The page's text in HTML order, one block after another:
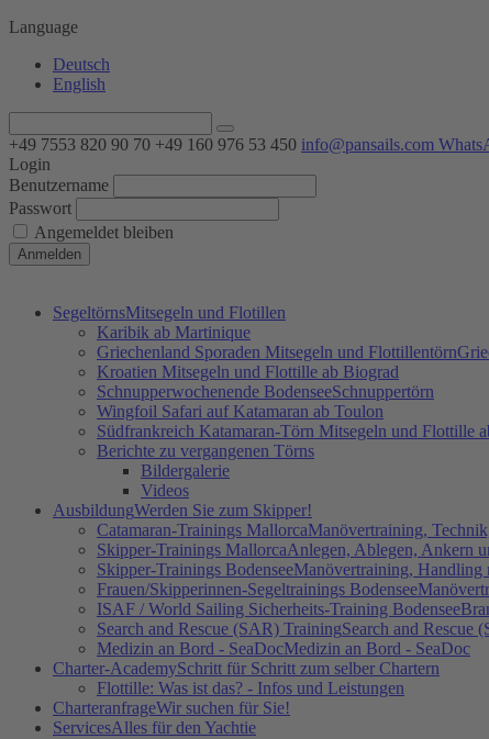
Language
Deutsch
English
+49 7553 820 90 70 +49 160 976 53 450 info@pansails.com
Login
Benutzername
Passwort
Angemeldet bleiben
SegeltörnsMitsegeln und Flotillen
Karibik ab Martinique
Griechenland Sporaden Mitsegeln und Flottillentörn
Kroatien Mitsegeln und Flottille ab Biograd
Schnupperwochenende BodenseeSchnuppertörn
Wingfoil Safari auf Katamaran ab Toulon
Südfrankreich Katamaran-Törn Mitsegeln und Flottille
Berichte zu vergangenen Törns
Bildergalerie
Videos
AusbildungWerden Sie zum Skipper!
Catamaran-Trainings MallorcaManövertraining,
Skipper-Trainings MallorcaAnlegen, Ablegen, Ankern
Skipper-Trainings BodenseeManövertraining, Handling
Frauen/Skipperinnen-Segeltrainings Bodensee
ISAF / World Sailing Sicherheits-Training Bodensee
Search and Rescue (SAR) TrainingSearch and Rescue
Medizin an Bord - SeaDocMedizin an Bord - SeaDoc
Charter-AcademySchritt für Schritt zum selber Chartern
Flottille: Was ist das? - Infos und Leistungen
CharteranfrageWir suchen für Sie!
ServicesAlles für den Yachtie